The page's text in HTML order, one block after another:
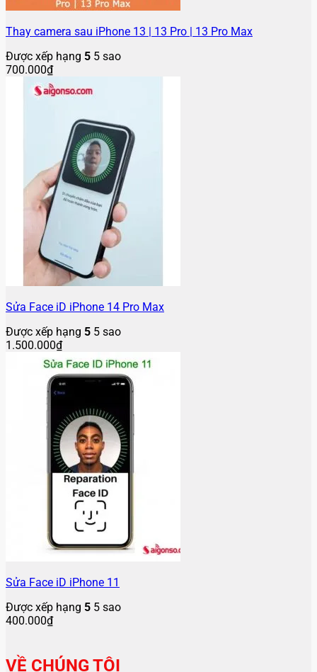
Thay camera sau iPhone 13 | 13 Pro | 13 Pro Max
Được xếp hạng 5 5 sao
700.000₫
Sửa Face iD iPhone 14 Pro Max
Được xếp hạng 5 5 sao
1.500.000₫
Sửa Face iD iPhone 11
Được xếp hạng 5 5 sao
400.000₫
VỀ CHÚNG TÔI